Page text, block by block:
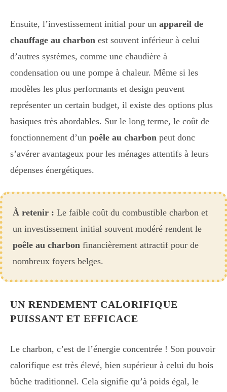
Ensuite, l’investissement initial pour un appareil de
chauffage au charbon est souvent inférieur à celui
d’autres systèmes, comme une chaudière à
condensation ou une pompe à chaleur. Même si les
modèles les plus performants et design peuvent
représenter un certain budget, il existe des options plus
basiques très abordables. Sur le long terme, le coût de
fonctionnement d’un poêle au charbon peut donc
s’avérer avantageux pour les ménages attentifs à leurs
dépenses énergétiques.
À retenir : Le faible coût du combustible charbon et
un investissement initial souvent modéré rendent le
poêle au charbon financièrement attractif pour de
nombreux foyers belges.
UN RENDEMENT CALORIFIQUE
PUISSANT ET EFFICACE
Le charbon, c’est de l’énergie concentrée ! Son pouvoir
calorifique est très élevé, bien supérieur à celui du bois
bûche traditionnel. Cela signifie qu’à poids égal, le